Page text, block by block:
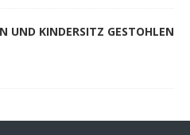
UND KINDERSITZ GESTOHLEN